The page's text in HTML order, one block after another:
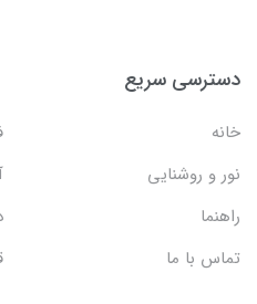
دسترسی سریع
خانه
نور و روشنایی
راهنما
تماس با ما